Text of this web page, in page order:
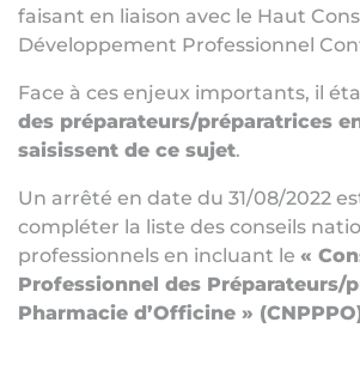
faisant en liaison avec le Haut
Développement Professionnel
Face à ces enjeux importants, il
des préparateurs/préparatrices
saisissent de ce sujet.
Un arrêté en date du 31/08/2022
compléter la liste des conseils
professionnels en incluant le «
Professionnel des Préparateurs/
Pharmacie d’Officine »